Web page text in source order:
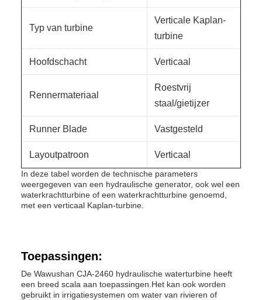
Typ van turbine
Verticale Kaplan-
turbine
Hoofdschacht Verticaal
Rennermateriaal
Roestvrij
staal/gietijzer
Runner Blade Vastgesteld
Layoutpatroon Verticaal
In deze tabel worden de technische parameters
weergegeven van een hydraulische generator, ook wel een
waterkrachtturbine of een waterkrachtturbine genoemd,
met een verticaal Kaplan-turbine.
Toepassingen:
De Wawushan CJA-2460 hydraulische waterturbine heeft
een breed scala aan toepassingen.Het kan ook worden
gebruikt in irrigatiesystemen om water van rivieren of